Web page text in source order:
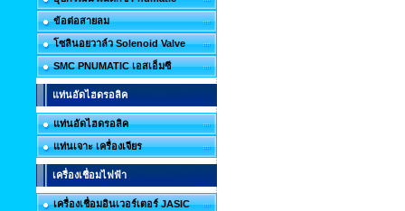
ข้อต่อสายลม
โซลินอยวาล์ว Solenoid Valve
SMC PNUMATIC เอสเอ็มซี
แท่นอัดไฮดรอลิค
แท่นอัดไฮดรอลิค
แท่นเจาะ เครื่องเจียร
เครื่องเชื่อมไฟฟ้า
เครื่องเชื่อมอินเวอร์เตอร์ JASIC